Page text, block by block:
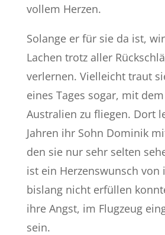
vollem Herzen.
Solange er für sie da ist,
Lachen trotz aller
verlernen. Vielleicht traut
eines Tages sogar, mit
Australien zu fliegen. Dort
Jahren ihr Sohn Dominik
den sie nur sehr selten
ist ein Herzenswunsch von
bislang nicht erfüllen
ihre Angst, im Flugzeug
sein.